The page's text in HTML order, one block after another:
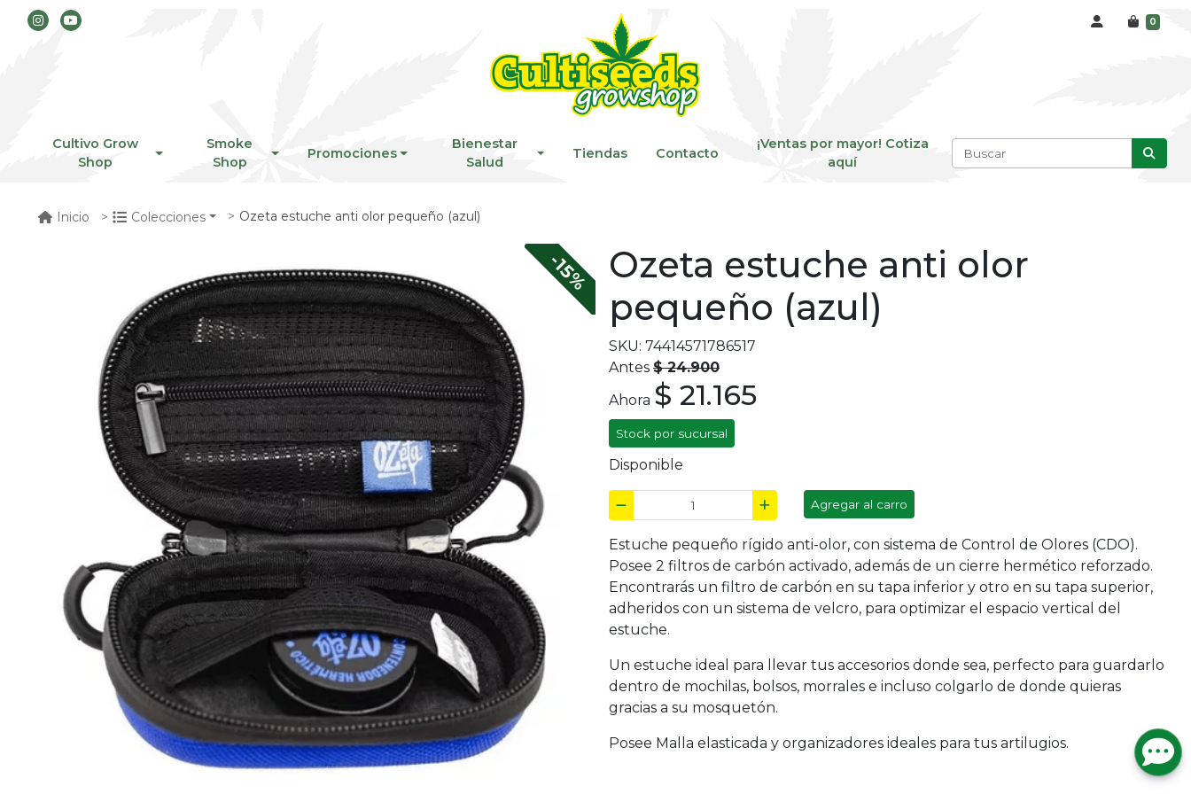
0
Cultivo Grow
Shop
Smoke
Shop
Promociones
Bienestar
Salud
Tiendas Contacto
¡Ventas por mayor! Cotiza
aquí
Inicio Colecciones Ozeta estuche anti olor pequeño (azul)
-15% Ozeta estuche anti olor
pequeño (azul)
SKU: 74414571786517
Antes $ 24.900
Ahora $ 21.165
Stock por sucursal
Disponible
Agregar al carro
Estuche pequeño rígido anti-olor, con sistema de Control de Olores (CDO).
Posee 2 filtros de carbón activado, además de un cierre hermético reforzado.
Encontrarás un filtro de carbón en su tapa inferior y otro en su tapa superior,
adheridos con un sistema de velcro, para optimizar el espacio vertical del
estuche.
Un estuche ideal para llevar tus accesorios donde sea, perfecto para guardarlo
dentro de mochilas, bolsos, morrales e incluso colgarlo de donde quieras
gracias a su mosquetón.
Posee Malla elasticada y organizadores ideales para tus artilugios.